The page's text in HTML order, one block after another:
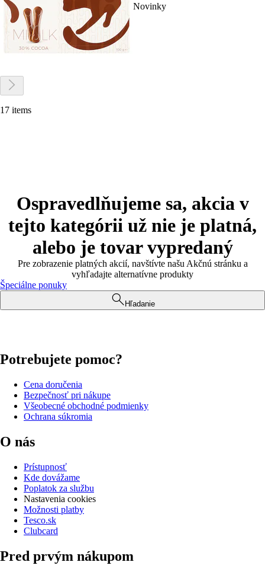
Novinky
17 items
Ospravedlňujeme sa, akcia v
tejto kategórii už nie je platná,
alebo je tovar vypredaný
Pre zobrazenie platných akcií, navštívte našu Akčnú stránku a
vyhľadajte alternatívne produkty
Špeciálne ponuky
Hľadanie
Potrebujete pomoc?
Cena doručenia
Bezpečnosť pri nákupe
Všeobecné obchodné podmienky
Ochrana súkromia
O nás
Prístupnosť
Kde dovážame
Poplatok za službu
Nastavenia cookies
Možnosti platby
Tesco.sk
Clubcard
Pred prvým nákupom